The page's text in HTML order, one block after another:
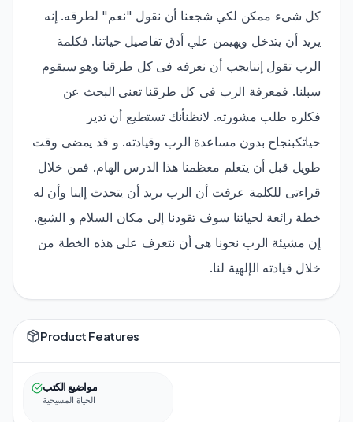
كل شىء ممكن لكي شجعنا أن نقول "نعم" لطرقه. إنه
يريد أن يتدخل ويهيمن علي أدق تفاصيل حياتنا. فكلمة
الرب تقول إننايجب أن نعرفه فى كل طرقنا وهو سيقوم
سبلنا. فمعرفة الرب فى كل طرقنا تعنى البحث عن
فكلره طلب مشورته. لانظنأنك تستطيع أن تدير
حياتكبنجاح بدون مساعدة الرب وقيادته. و قد يمضى وقت
طويل قبل أن يتعلم معظمنا هذا الدرس الهام. فمن خلال
قراءتى للكلمة عرفت أن الرب يريد أن يتحدث إاينا وأن له
خطة رائعة لحياتنا سوف تقودنا إلى مكان السلام و الشبع.
إن مشيئة الرب نحونا هى أن نتعرف على هذه الخطة من
خلال قيادته الإلهية لنا.
Product Features
مواضيع الكتب
الحياة المسيحية